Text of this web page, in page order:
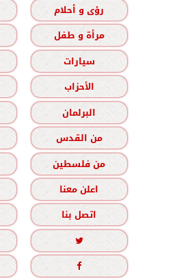
رؤى و أحلام
مرأة و طفل
سيارات
الأحزاب
البرلمان
من القدس
من فلسطين
اعلن معنا
اتصل بنا

